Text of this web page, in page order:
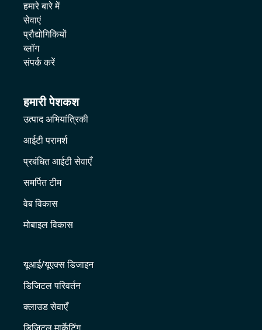
हमारे बारे में
सेवाएं
प्रौद्योगिकियों
ब्लॉग
संपर्क करें
हमारी पेशकश
उत्पाद अभियांत्रिकी
आईटी परामर्श
प्रबंधित आईटी सेवाएँ
समर्पित टीम
वेब विकास
मोबाइल विकास
यूआई/यूएक्स डिजाइन
डिजिटल परिवर्तन
क्लाउड सेवाएँ